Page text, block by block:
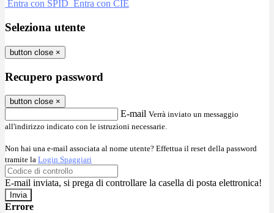
Entra con SPID Entra con CIE
Seleziona utente
button close ×
Recupero password
button close ×
E-mail Verrà inviato un messaggio
all'indirizzo indicato con le istruzioni necessarie.
Non hai una e-mail associata al nome utente? Effettua il reset della password
tramite la Login Spaggiari
E-mail inviata, si prega di controllare la casella di posta elettronica!
Errore